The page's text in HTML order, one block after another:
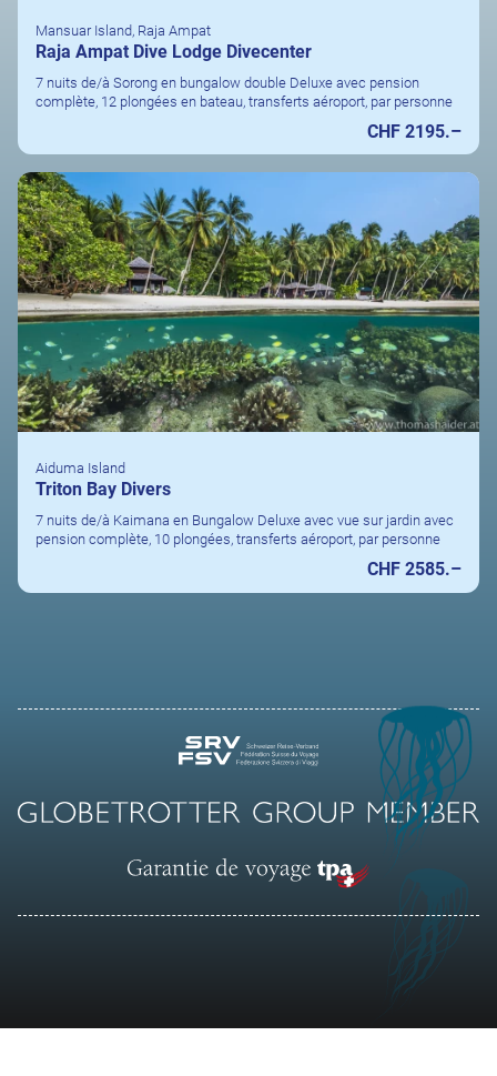
Mansuar Island, Raja Ampat
Raja Ampat Dive Lodge Divecenter
7 nuits de/à Sorong en bungalow double Deluxe avec pension
complète, 12 plongées en bateau, transferts aéroport, par personne
CHF 2195.–
Aiduma Island
Triton Bay Divers
7 nuits de/à Kaimana en Bungalow Deluxe avec vue sur jardin avec
pension complète, 10 plongées, transferts aéroport, par personne
CHF 2585.–